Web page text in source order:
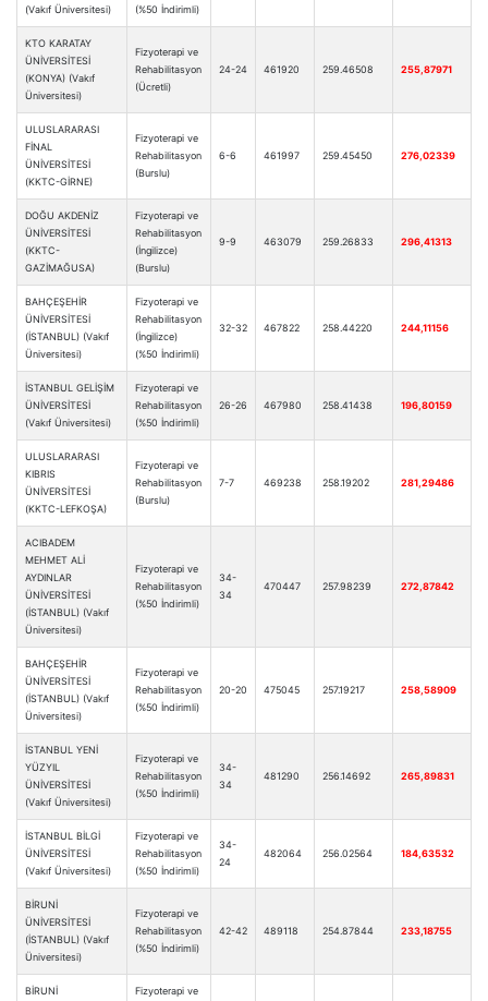
(Vakıf Üniversitesi)
(%50 İndirimli)
KTO KARATAY
ÜNİVERSİTESİ
(KONYA) (Vakıf
Üniversitesi)
Fizyoterapi ve
Rehabilitasyon
(Ücretli)
24-24 461920 259.46508 255,87971
ULUSLARARASI
FİNAL
ÜNİVERSİTESİ
(KKTC-GİRNE)
Fizyoterapi ve
Rehabilitasyon
(Burslu)
6-6 461997 259.45450 276,02339
DOĞU AKDENİZ
ÜNİVERSİTESİ
(KKTC-
GAZİMAĞUSA)
Fizyoterapi ve
Rehabilitasyon
(İngilizce)
(Burslu)
9-9 463079 259.26833 296,41313
BAHÇEŞEHİR
ÜNİVERSİTESİ
(İSTANBUL) (Vakıf
Üniversitesi)
Fizyoterapi ve
Rehabilitasyon
(İngilizce)
(%50 İndirimli)
32-32 467822 258.44220 244,11156
İSTANBUL GELİŞİM
ÜNİVERSİTESİ
(Vakıf Üniversitesi)
Fizyoterapi ve
Rehabilitasyon
(%50 İndirimli)
26-26 467980 258.41438 196,80159
ULUSLARARASI
KIBRIS
ÜNİVERSİTESİ
(KKTC-LEFKOŞA)
Fizyoterapi ve
Rehabilitasyon
(Burslu)
7-7 469238 258.19202 281,29486
ACIBADEM
MEHMET ALİ
AYDINLAR
ÜNİVERSİTESİ
(İSTANBUL) (Vakıf
Üniversitesi)
Fizyoterapi ve
Rehabilitasyon
(%50 İndirimli)
34-
34
470447 257.98239 272,87842
BAHÇEŞEHİR
ÜNİVERSİTESİ
(İSTANBUL) (Vakıf
Üniversitesi)
Fizyoterapi ve
Rehabilitasyon
(%50 İndirimli)
20-20 475045 257.19217 258,58909
İSTANBUL YENİ
YÜZYIL
ÜNİVERSİTESİ
(Vakıf Üniversitesi)
Fizyoterapi ve
Rehabilitasyon
(%50 İndirimli)
34-
34
481290 256.14692 265,89831
İSTANBUL BİLGİ
ÜNİVERSİTESİ
(Vakıf Üniversitesi)
Fizyoterapi ve
Rehabilitasyon
(%50 İndirimli)
34-
24
482064 256.02564 184,63532
BİRUNİ
ÜNİVERSİTESİ
(İSTANBUL) (Vakıf
Üniversitesi)
Fizyoterapi ve
Rehabilitasyon
(%50 İndirimli)
42-42 489118 254.87844 233,18755
BİRUNİ
Fizyoterapi ve